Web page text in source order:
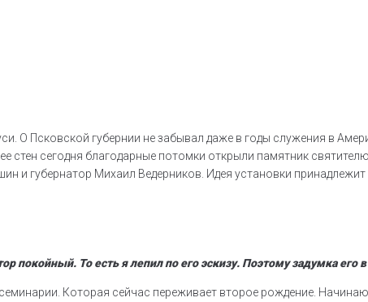
О Псковской губернии не забывал даже в годы служения в
стен сегодня благодарные потомки открыли памятник
и губернатор Михаил Ведерников. Идея установки
покойный. То есть я лепил по его эскизу. Поэтому задумка
Которая сейчас переживает второе рождение.